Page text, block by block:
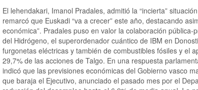
El lehendakari, Imanol Pradales, admitió la “incierta”
remarcó que Euskadi “va a crecer” este año, destacando
económica”. Pradales puso en valor la colaboración
del Hidrógeno, el superordenador cuántico de IBM en
furgonetas eléctricas y también de combustibles fósiles y el
29,7% de las acciones de Talgo. En una respuesta
indicó que las previsiones económicas del Gobierno vasco
que baraja el Ejecutivo, anunciado el pasado mes por el